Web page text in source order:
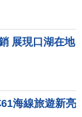
展現口湖在地
海線旅遊新亮